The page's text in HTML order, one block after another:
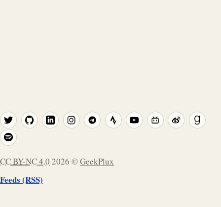
CC BY-NC 4.0 2026 ©GeekPlux
Feeds (RSS)